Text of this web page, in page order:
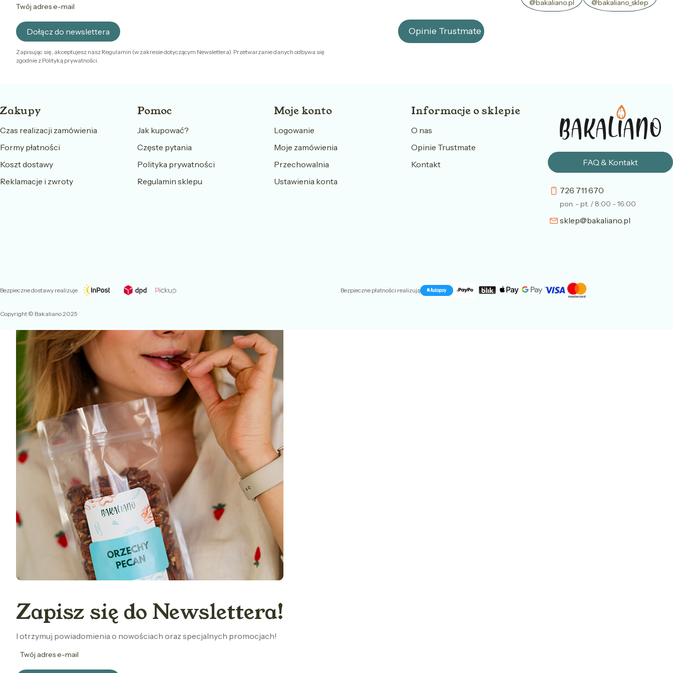
Twój adres e-mail
Dołącz do newslettera
Zapisując się, akceptujesz nasz Regulamin (w zakresie dotyczącym Newslettera). Przetwarzanie danych odbywa się
zgodnie z Polityką prywatności.
@bakaliano.pl @bakaliano_sklep
Opinie Trustmate
Linki w stopce
Zakupy
Czas realizacji zamówienia
Formy płatności
Koszt dostawy
Reklamacje i zwroty
Pomoc
Jak kupować?
Częste pytania
Polityka prywatności
Regulamin sklepu
Moje konto
Logowanie
Moje zamówienia
Przechowalnia
Ustawienia konta
Informacje o sklepie
O nas
Opinie Trustmate
Kontakt
FAQ & Kontakt
726 711 670
pon. - pt. / 8:00 - 16:00
sklep@bakaliano.pl
Bezpieczne dostawy realizuje Bezpieczne płatności realizują
Copyright © Bakaliano 2025
Zapisz się do Newslettera!
I otrzymuj powiadomienia o nowościach oraz specjalnych promocjach!
Twój adres e-mail